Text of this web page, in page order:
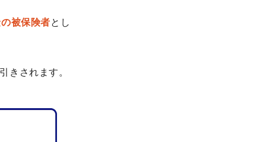
被保険者とし
きされます。